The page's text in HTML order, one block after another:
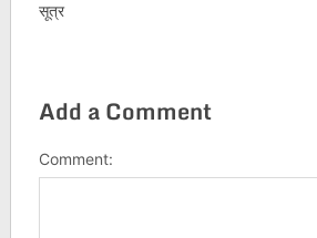
सूत्र
Add a Comment
Comment: